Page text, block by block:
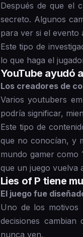
Después de que el
secreto. Algunos
para ver si el evento
Este tipo de
lo que haga el
YouTube ayudó
Los creadores de
Varios youtubers
podría significar,
Este tipo de
que no conocían, y
mundo gamer como
que un juego vuelva
Lies of P tiene
El juego fue
Uno de los motivos
decisiones
nunca ven.